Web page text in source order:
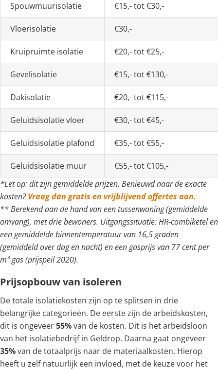
Spouwmuurisolatie €15,- tot €30,-
Vloerisolatie €30,-
Kruipruimte isolatie €20,- tot €25,-
Gevelisolatie €15,- tot €130,-
Dakisolatie €20,- tot €115,-
Geluidsisolatie vloer €30,- tot €45,-
Geluidsisolatie plafond €35,- tot €55,-
Geluidsisolatie muur
€55,- tot €105,-
*Let op: dit zijn gemiddelde prijzen. Benieuwd naar de exacte
kosten?Vraag dan gratis en vrijblijvend offertes aan.
** Berekend aan de hand van een tussenwoning (gemiddelde
omvang), met drie bewoners. Uitgangssituatie: HR-combiketel en
een gemiddelde binnentemperatuur van 16,5 graden
(gemiddeld over dag en nacht) en een gasprijs van 77 cent per
m³ gas (prijspeil 2020).
Prijsopbouw van isoleren
De totale isolatiekosten zijn op te splitsen in drie
belangrijke categorieën. De eerste zijn de arbeidskosten,
dit is ongeveer55%van de kosten. Dit is het arbeidsloon
van het isolatiebedrijf in Geldrop. Daarna gaat ongeveer
35%van de totaalprijs naar de materiaalkosten. Hierop
heeft u zelf natuurlijk een invloed, met de keuze voor het